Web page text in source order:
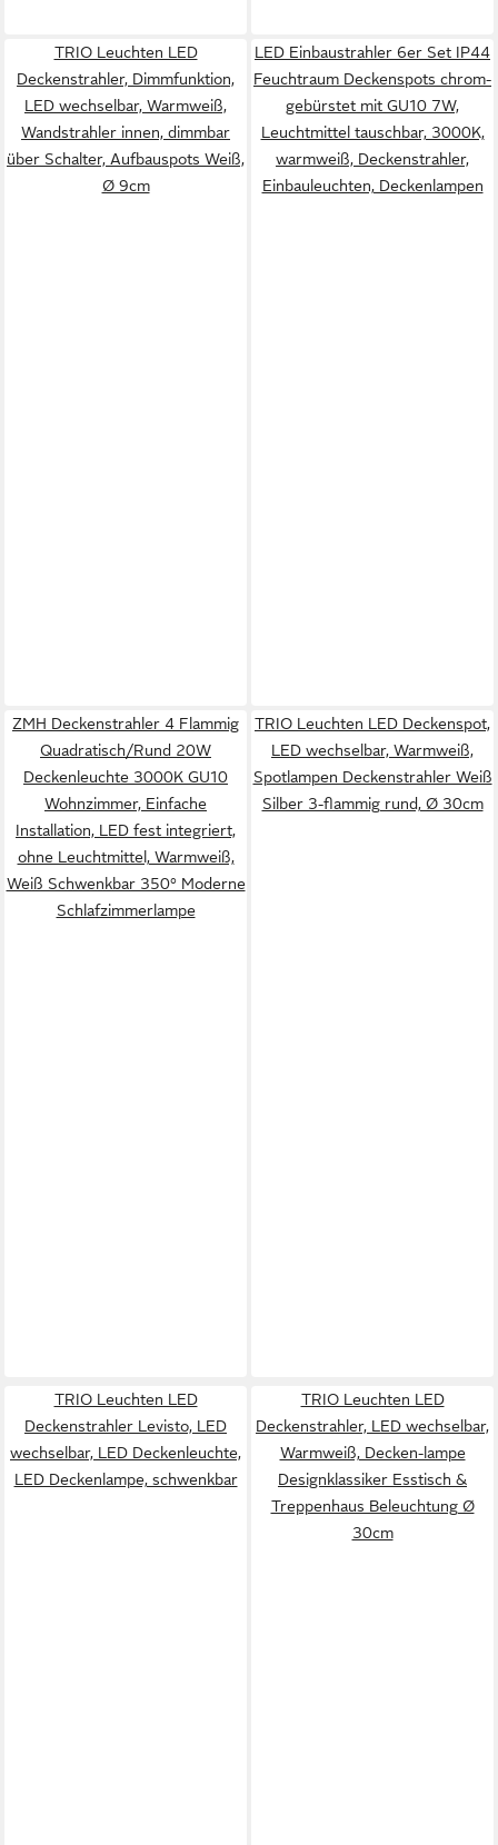
TRIO Leuchten LED
Deckenstrahler, Dimmfunktion,
LED wechselbar, Warmweiß,
Wandstrahler innen, dimmbar
über Schalter, Aufbauspots Weiß,
Ø 9cm
LED Einbaustrahler 6er Set IP44
Feuchtraum Deckenspots chrom-
gebürstet mit GU10 7W,
Leuchtmittel tauschbar, 3000K,
warmweiß, Deckenstrahler,
Einbauleuchten, Deckenlampen
ZMH Deckenstrahler 4 Flammig
Quadratisch/Rund 20W
Deckenleuchte 3000K GU10
Wohnzimmer, Einfache
Installation, LED fest integriert,
ohne Leuchtmittel, Warmweiß,
Weiß Schwenkbar 350° Moderne
Schlafzimmerlampe
TRIO Leuchten LED Deckenspot,
LED wechselbar, Warmweiß,
Spotlampen Deckenstrahler Weiß
Silber 3-flammig rund, Ø 30cm
TRIO Leuchten LED
Deckenstrahler Levisto, LED
wechselbar, LED Deckenleuchte,
LED Deckenlampe, schwenkbar
TRIO Leuchten LED
Deckenstrahler, LED wechselbar,
Warmweiß, Decken-lampe
Designklassiker Esstisch &
Treppenhaus Beleuchtung Ø
30cm